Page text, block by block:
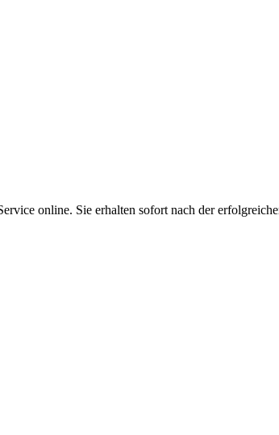
online. Sie erhalten sofort nach der